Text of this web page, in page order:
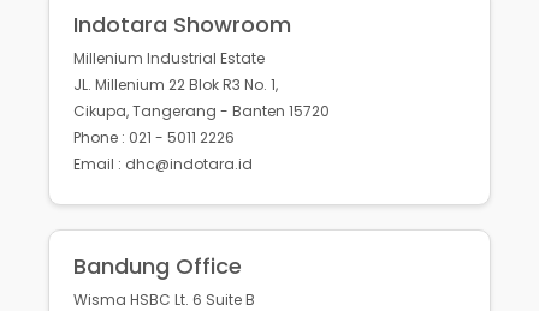
Indotara Showroom
Millenium Industrial Estate
JL. Millenium 22 Blok R3 No. 1,
Cikupa, Tangerang - Banten 15720
Phone : 021 - 5011 2226
Email : dhc@indotara.id
Bandung Office
Wisma HSBC Lt. 6 Suite B